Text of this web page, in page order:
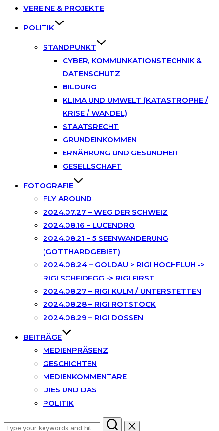
VEREINE & PROJEKTE
POLITIK
STANDPUNKT
CYBER, KOMMUNKATIONSTECHNIK &
DATENSCHUTZ
BILDUNG
KLIMA UND UMWELT (KATASTROPHE /
KRISE / WANDEL)
STAATSRECHT
GRUNDEINKOMMEN
ERNÄHRUNG UND GESUNDHEIT
GESELLSCHAFT
FOTOGRAFIE
FLY AROUND
2024.07.27 – WEG DER SCHWEIZ
2024.08.16 – LUCENDRO
2024.08.21 – 5 SEENWANDERUNG
(GOTTHARDGEBIET)
2024.08.24 – GOLDAU > RIGI HOCHFLUH ->
RIGI SCHEIDEGG -> RIGI FIRST
2024.08.27 – RIGI KULM / UNTERSTETTEN
2024.08.28 – RIGI ROTSTOCK
2024.08.29 – RIGI DOSSEN
BEITRÄGE
MEDIENPRÄSENZ
GESCHICHTEN
MEDIENKOMMENTARE
DIES UND DAS
POLITIK
Search